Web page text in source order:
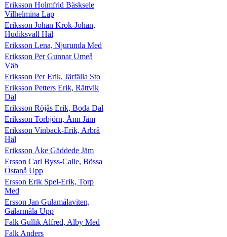
Eriksson Holmfrid Bäsksele
Vilhelmina Lap
Eriksson Johan Krok-Johan,
Hudiksvall Häl
Eriksson Lena, Njurunda Med
Eriksson Per Gunnar Umeå
Väb
Eriksson Per Erik, Järfälla Sto
Eriksson Petters Erik, Rättvik
Dal
Eriksson Röjås Erik, Boda Dal
Eriksson Torbjörn, Ånn Jäm
Eriksson Vinback-Erik, Arbrå
Häl
Eriksson Åke Gäddede Jäm
Ersson Carl Byss-Calle, Bössa
Östanå Upp
Ersson Erik Spel-Erik, Torp
Med
Ersson Jan Gulamålaviten,
Gålarmåla Upp
Falk Gullik Alfred, Alby Med
Falk Anders